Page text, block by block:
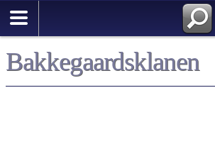
Bakkegaardsklanen